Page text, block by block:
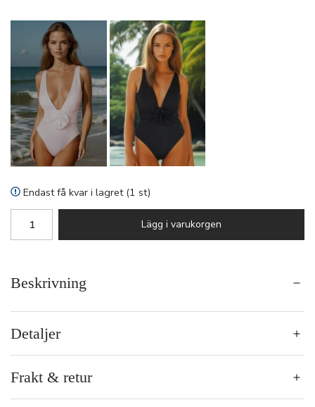
Endast få kvar i lagret (1 st)
Lägg i varukorgen
Beskrivning
Detaljer
Frakt & retur